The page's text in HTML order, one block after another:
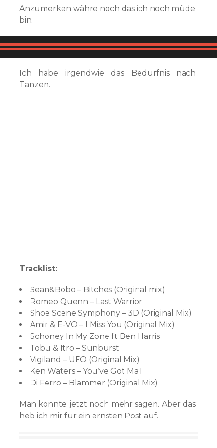
Anzumerken währe noch das ich noch müde
bin.
Ich habe irgendwie das Bedürfnis nach
Tanzen.
Tracklist:
Sean&Bobo – Bitches (Original mix)
Romeo Quenn – Last Warrior
Shoe Scene Symphony – 3D (Original Mix)
Amir & E-VO – I Miss You (Original Mix)
Schoney In My Zone ft Ben Harris
Tobu & Itro – Sunburst
Vigiland – UFO (Original Mix)
Ken Waters – You’ve Got Mail
Di Ferro – Blammer (Original Mix)
Man könnte jetzt noch mehr sagen. Aber das
heb ich mir für ein ernsten Post auf.